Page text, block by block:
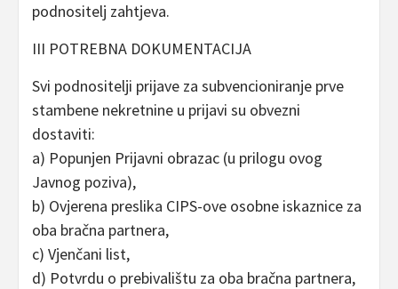
podnositelj zahtjeva.
III POTREBNA DOKUMENTACIJA
Svi podnositelji prijave za subvencioniranje prve
stambene nekretnine u prijavi su obvezni
dostaviti:
a) Popunjen Prijavni obrazac (u prilogu ovog
Javnog poziva),
b) Ovjerena preslika CIPS-ove osobne iskaznice za
oba bračna partnera,
c) Vjenčani list,
d) Potvrdu o prebivalištu za oba bračna partnera,